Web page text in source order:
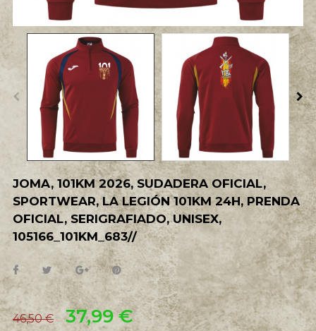
JOMA, 101KM 2026, SUDADERA OFICIAL,
SPORTWEAR, LA LEGIÓN 101KM 24H, PRENDA
OFICIAL, SERIGRAFIADO, UNISEX,
105166_101KM_683//
46,50 € 37,99 €